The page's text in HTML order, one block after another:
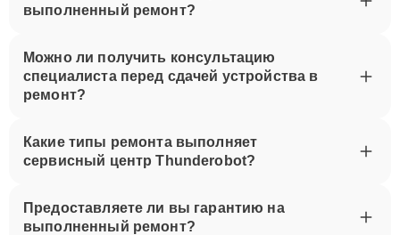
выполненный ремонт?
Можно ли получить консультацию
специалиста перед сдачей устройства в
ремонт?
Какие типы ремонта выполняет
сервисный центр Thunderobot?
Предоставляете ли вы гарантию на
выполненный ремонт?